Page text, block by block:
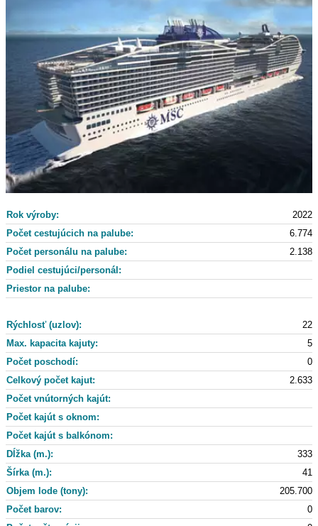
Rok výroby:
2022
Počet cestujúcich na palube:
6.774
Počet personálu na palube:
2.138
Podiel cestujúci/personál:
Priestor na palube:
22
Rýchlosť (uzlov):
5
Max. kapacita kajuty:
Počet poschodí:
0
Celkový počet kajut:
2.633
Počet vnútorných kajút:
Počet kajút s oknom:
Počet kajút s balkónom:
Dĺžka (m.):
333
Šírka (m.):
41
Objem lode (tony):
205.700
Počet barov:
0